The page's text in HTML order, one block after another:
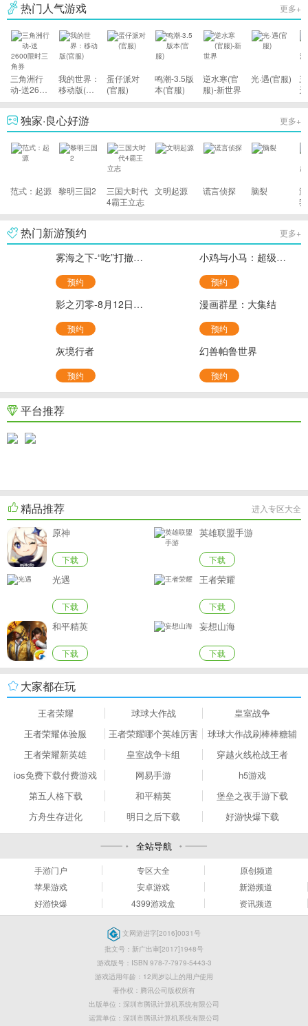
热门人气游戏 更多+
三角洲行
动-送2600
限时三角券
我的世界：
移动版(官
服)
蛋仔派对
(官服)
鸣潮-3.5版
本(官服)
逆水寒(官
服)-新世界
光·遇(官服)
独家·良心好游 更多+
范式：起源 黎明三国2
三国大时代
4霸王立志
文明起源 谎言侦探 脑裂
雄
热门新游预约 更多+
雾海之下-“吃”打撤新游(官服)
预约
小鸡与小马：超级派对-超级鸡马
预约
影之刃零-8月12日开放预购-PC
预约
漫画群星：大集结
预约
灰境行者
预约
幻兽帕鲁世界
预约
平台推荐
精品推荐 进入专区大全
原神
下载
英雄联盟手游
下载
光遇
下载
王者荣耀
下载
和平精英
下载
妄想山海
下载
大家都在玩
王者荣耀 球球大作战
皇室战争
王者荣耀体验服
王者荣耀哪个英雄厉害
球球大作战刷棒棒糖辅
王者荣耀新英雄 皇室战争卡组
穿越火线枪战王者
ios免费下载付费游戏
网易手游
h5游戏
第五人格下载
和平精英
堡垒之夜手游下载
方舟生存进化
明日之后下载 好游快爆下载
全站导航
手游门户 专区大全
原创频道
苹果游戏
安卓游戏
新游频道
好游快爆
4399游戏盒 资讯频道
文网游进字[2016]0031号
批文号：新广出审[2017]1948号
游戏版号：ISBN 978-7-7979-5443-3
游戏适用年龄：12周岁以上的用户使用
著作权：腾讯公司版权所有
出版单位：深圳市腾讯计算机系统有限公司
运营单位：深圳市腾讯计算机系统有限公司